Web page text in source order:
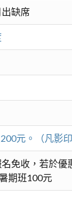
缺席
元。（凡影
免收，若於
期班100元